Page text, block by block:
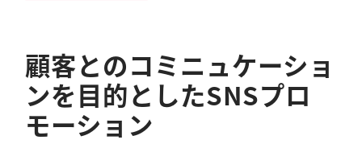
顧客とのコミニュケーショ
ンを目的としたSNSプロ
モーション